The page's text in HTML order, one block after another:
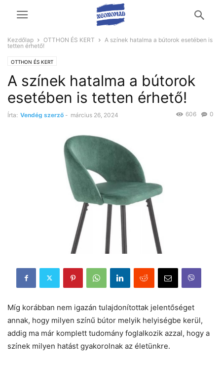
Kezdőlap OTTHON ÉS KERT
A színek hatalma a bútorok esetében is
tetten érhető!
OTTHON ÉS KERT
A színek hatalma a bútorok
esetében is tetten érhető!
Írta: Vendég szerző - március 26, 2024 0
606
Míg korábban nem igazán tulajdonítottak jelentőséget
annak, hogy milyen színű bútor melyik helyiségbe kerül,
addig ma már komplett tudomány foglalkozik azzal, hogy a
színek milyen hatást gyakorolnak az életünkre.